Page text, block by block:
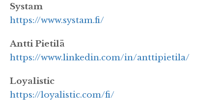
Systam
https://www.systam.fi/
Antti Pietilä
https://www.linkedin.com/in/anttipietila/
Loyalistic
https://loyalistic.com/fi/